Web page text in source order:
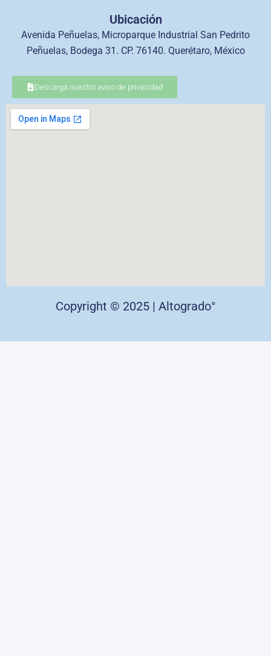
Ubicación
Avenida Peñuelas, Microparque Industrial San Pedrito
Peñuelas, Bodega 31. CP. 76140. Querétaro, México
Descarga nuestro aviso de privacidad
Copyright © 2025 | Altogrado°